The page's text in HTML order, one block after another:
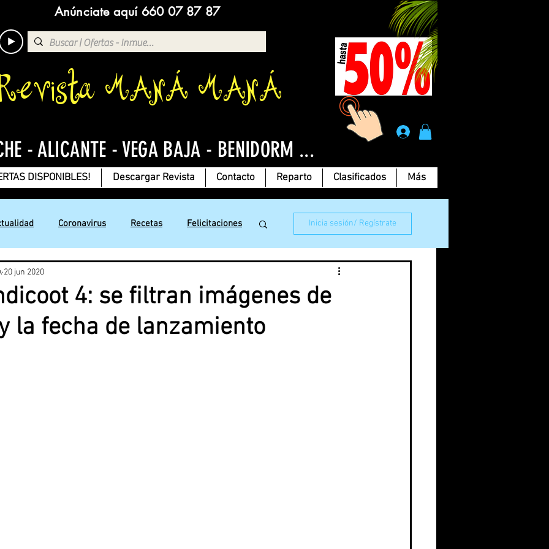
Anúnciate aquí 660 07 87 87
MANÁ MANÁ
- ALICANTE - VEGA BAJA - BENIDORM ...
.
DISPONIBLES! Descargar Revista Contacto Reparto Clasificados Más
Coronavirus Recetas Felicitaciones
Jesús con Amor
Alicante Santa Pola Benidorm
Inicia sesión/ Regístrate
4: se filtran imágenes de
la fecha de lanzamiento
20 jun 2020